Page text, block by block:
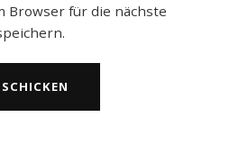
Browser für die nächste